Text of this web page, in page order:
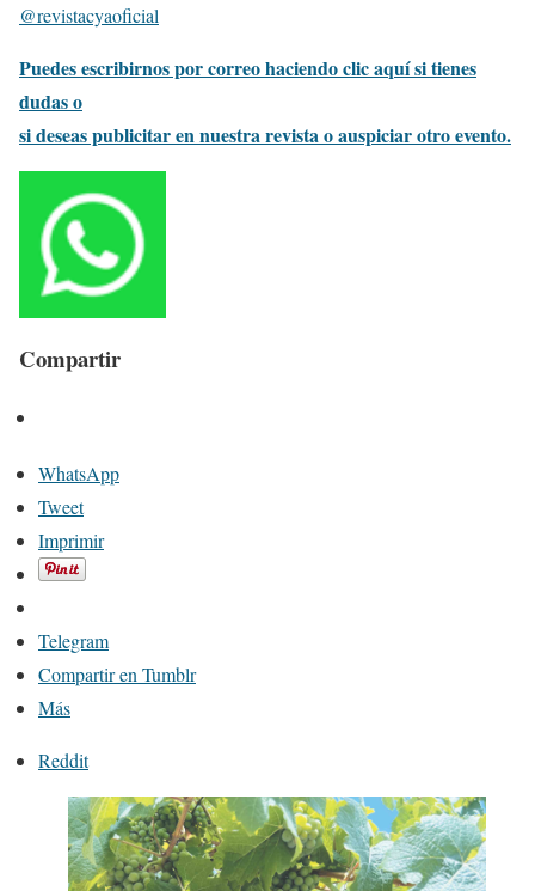
@revistacyaoficial
Puedes escribirnos por correo haciendo clic aquí si tienes
dudas o
si deseas publicitar en nuestra revista o auspiciar otro evento.
Compartir
WhatsApp
Tweet
Imprimir
Telegram
Compartir en Tumblr
Más
Reddit